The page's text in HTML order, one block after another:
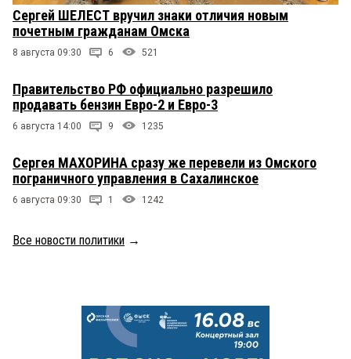
Сергей ШЕЛЕСТ вручил знаки отличия новым
почетным гражданам Омска
8 августа 09:30 6 521
Правительство РФ официально разрешило
продавать бензин Евро-2 и Евро-3
6 августа 14:00 9 1235
Сергея МАХОРИНА сразу же перевели из Омского
пограничного управления в Сахалинское
6 августа 09:30 1 1242
Все новости политики →